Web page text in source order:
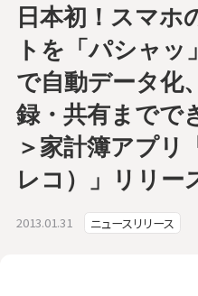
2013.01.31 ニュースリリース
日本初！スマホ
トを「パシャ
で自動データ化
録・共有までで
＞家計簿アプリ
レコ）」リリー